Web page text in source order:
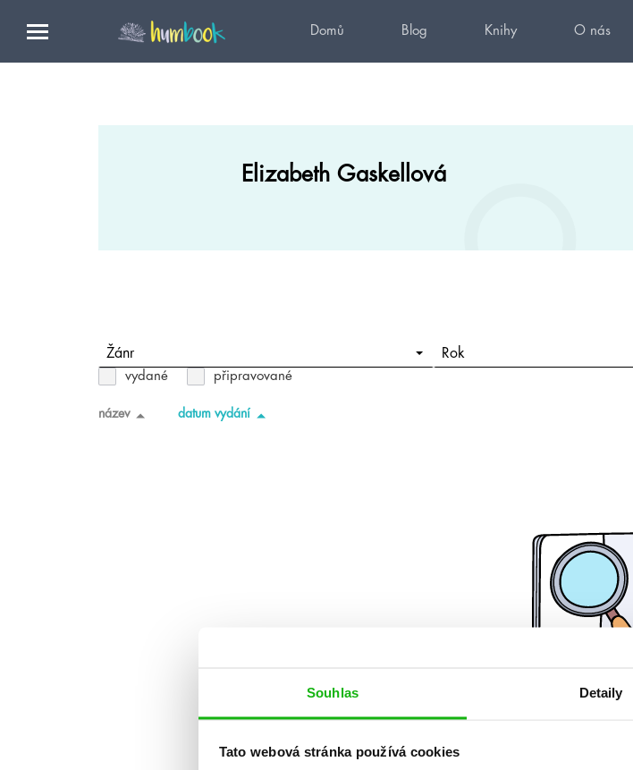
Souhlas Detaily
Tato webová stránka používá cookies
Domů Blog Knihy O nás
Elizabeth Gaskellová
Žánr Rok
vydané připravované
název datum vydání